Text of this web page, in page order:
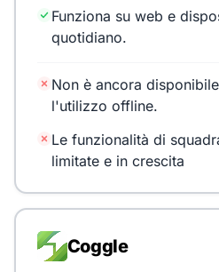
Funziona su web e
quotidiano.
Non è ancora
l'utilizzo offline.
Le funzionalità di
limitate e in crescita
Coggle